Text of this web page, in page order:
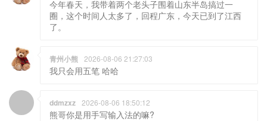
今年春天，我带着两个老头子围着山东半岛搞过一
圈，这个时间人太多了，回程广东，今天已到了江西
了。
青州小熊 2026-08-06 21:27:03
我只会用五笔 哈哈
ddmzxz 2026-08-06 18:50:12
熊哥你是用手写输入法的嘛?